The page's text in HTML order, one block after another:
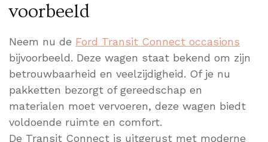
voorbeeld
Neem nu de Ford Transit Connect occasions
bijvoorbeeld. Deze wagen staat bekend om zijn
betrouwbaarheid en veelzijdigheid. Of je nu
pakketten bezorgt of gereedschap en
materialen moet vervoeren, deze wagen biedt
voldoende ruimte en comfort.
De Transit Connect is uitgerust met moderne